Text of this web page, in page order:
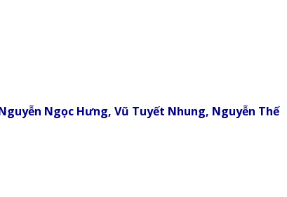
Ngọc Hưng, Vũ Tuyết Nhung, Nguyễn Thế